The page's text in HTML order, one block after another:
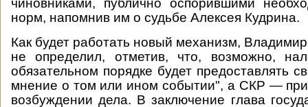
чиновниками, публично оспорившими
норм, напомнив им о судьбе Алексея Кудрина.
Как будет работать новый механизм,
не определил, отметив, что, возможно,
обязательном порядке будет предоставлять
мнение о том или ином событии", а СКР —
возбуждении дела. В заключение глава